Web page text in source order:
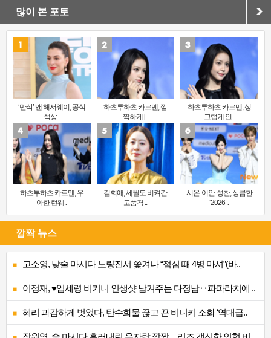
많이 본 포토
‘만삭’ 앤 해서웨이, 공식
석상..
하츠투하츠 카르멘, 깜
찍하게 [..
하츠투하츠 카르멘, 싱
그럽게 인..
하츠투하츠 카르멘, 우
아한 런웨..
김희애, 세월도 비켜간
고품격 ..
시온-이안-성찬, 상큼한
‘2026 ..
깜짝 뉴스
고소영, 낮술 마시다 노량진서 쫓겨나 “점심 때 4병 마셔”(바..
이정재, ♥임세령 비키니 인생샷 남겨주는 다정남‥파파라치에 ..
혜리 과감하게 벗었다, 탄수화물 끊고 끈 비니키 소화 ‘역대급..